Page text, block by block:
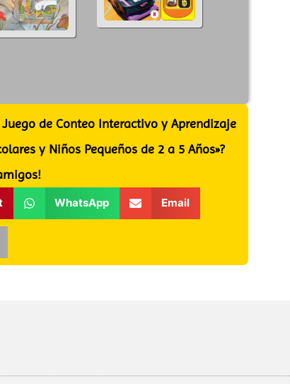
de Conteo Interactivo y Aprendizaje
y Niños Pequeños de 2 a 5 Años»?
WhatsApp Email